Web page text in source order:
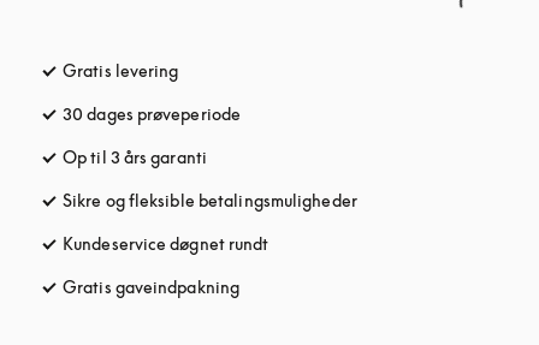
Gratis levering
30 dages prøveperiode
Op til 3 års garanti
Sikre og fleksible betalingsmulighederåbnes under en ny fane
Kundeservice døgnet rundt
Gratis gaveindpakning